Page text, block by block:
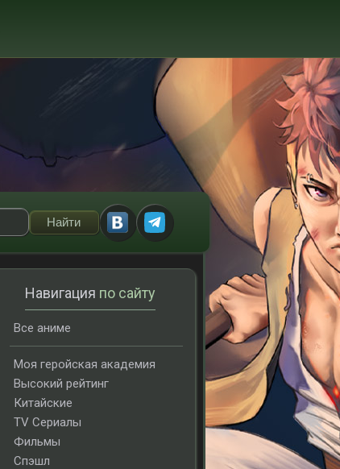
Навигация по сайту
Все аниме
Моя геройская академия
Высокий рейтинг
Китайские
TV Сериалы
Фильмы
Спэшл